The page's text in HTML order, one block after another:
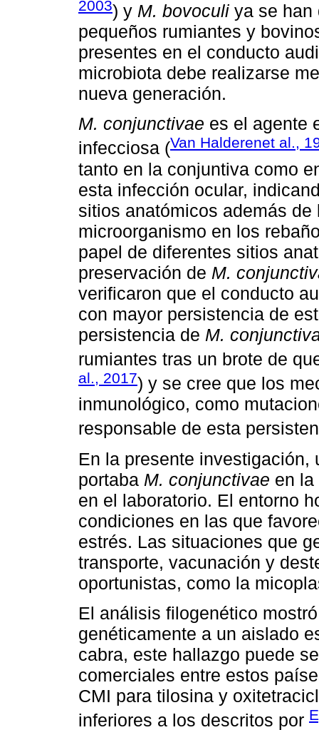
2003) y M. bovoculi ya se han
pequeños rumiantes y
presentes en el conducto
microbiota debe realizarse
nueva generación.
M. conjunctivae es el agente
infecciosa (Van Halderenet al.,
tanto en la conjuntiva como
esta infección ocular,
sitios anatómicos además
microorganismo en los
papel de diferentes sitios
preservación de M.
verificaron que el conducto
con mayor persistencia de
persistencia de M.
rumiantes tras un brote de
al., 2017) y se cree que los
inmunológico, como
responsable de esta
En la presente
portaba M. conjunctivae en
en el laboratorio. El entorno
condiciones en las que
estrés. Las situaciones que
transporte, vacunación y
oportunistas, como la
El análisis filogenético
genéticamente a un aislado
cabra, este hallazgo puede
comerciales entre estos
CMI para tilosina y
inferiores a los descritos por